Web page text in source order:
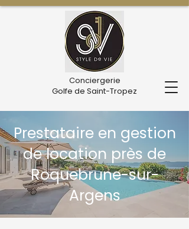
Conciergerie
Golfe de Saint-Tropez
Prestataire en gestion
de location près de
Roquebrune-sur-
Argens